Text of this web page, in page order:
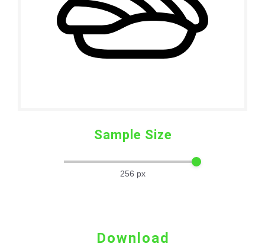
Sample Size
256 px
Download